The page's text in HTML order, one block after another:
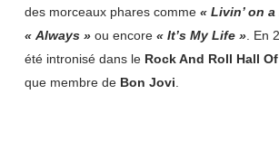
des morceaux phares comme« Livin’ on a
« Always »ou encore « It’s My Life ». En
été intronisé dans le Rock And Roll Hall
que membre de Bon Jovi